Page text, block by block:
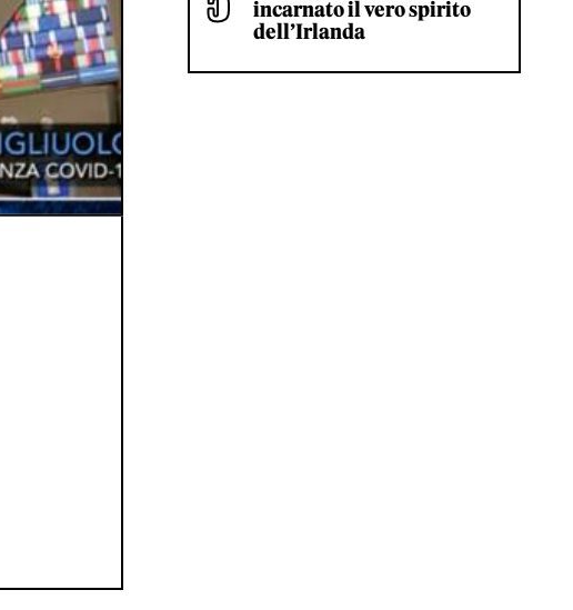
incarnato il vero spirito
dell’Irlanda